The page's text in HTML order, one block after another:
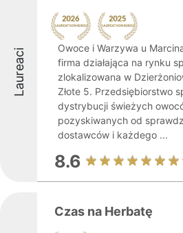
Laureaci
Owoce i Warzywa u
firma działająca na rynku
zlokalizowana w
Złote 5. Przedsiębiorstwo
dystrybucji świeżych
pozyskiwanych od
dostawców i każdego ...
8.6
Czas na Herbatę